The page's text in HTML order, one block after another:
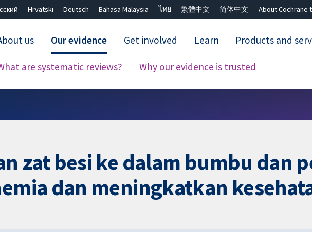
Hrvatski Deutsch Bahasa Malaysia ไทย 繁體中文 简体中文 About Cochrane
us Our evidence
are systematic reviews? Why our evidence is trusted
Get involved Learn Products and
zat besi ke dalam bumbu dan
dan meningkatkan